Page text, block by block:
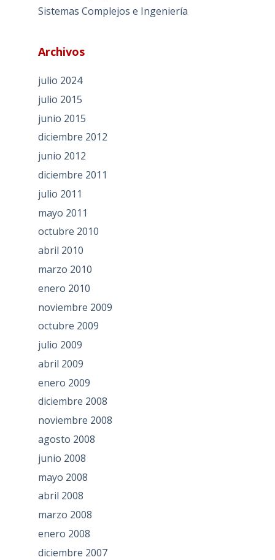
Sistemas Complejos e Ingeniería
Archivos
julio 2024
julio 2015
junio 2015
diciembre 2012
junio 2012
diciembre 2011
julio 2011
mayo 2011
octubre 2010
abril 2010
marzo 2010
enero 2010
noviembre 2009
octubre 2009
julio 2009
abril 2009
enero 2009
diciembre 2008
noviembre 2008
agosto 2008
junio 2008
mayo 2008
abril 2008
marzo 2008
enero 2008
diciembre 2007